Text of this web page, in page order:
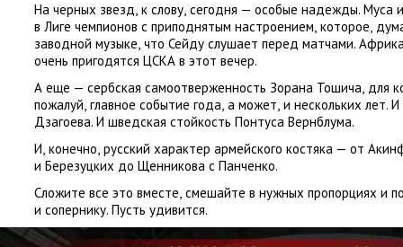
На черных звезд, к слову, сегодня — особые надежды. Муса
в Лиге чемпионов с приподнятым настроением, которое,
заводной музыке, что Сейду слушает перед матчами.
очень пригодятся ЦСКА в этот вечер.
А еще — сербская самоотверженность Зорана Тошича, для
пожалуй, главное событие года, а может, и нескольких лет.
Дзагоева. И шведская стойкость Понтуса Вернблума.
И, конечно, русский характер армейского костяка — от
и Березуцких до Щенникова с Панченко.
Сложите все это вместе, смешайте в нужных пропорциях и
и сопернику. Пусть удивится.